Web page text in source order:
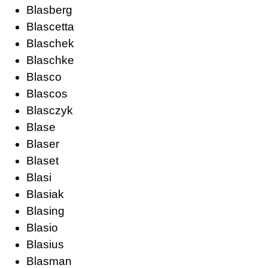
Blasberg
Blascetta
Blaschek
Blaschke
Blasco
Blascos
Blasczyk
Blase
Blaser
Blaset
Blasi
Blasiak
Blasing
Blasio
Blasius
Blasman